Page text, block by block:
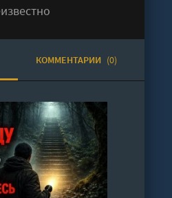
КОММЕНТАРИИ (0)